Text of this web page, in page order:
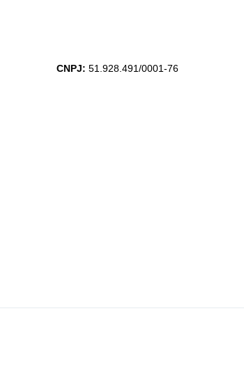
CNPJ: 51.928.491/0001-76